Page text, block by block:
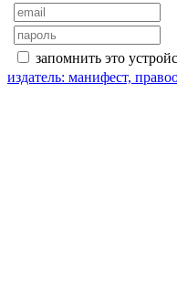
запомнить это
издатель: манифест,